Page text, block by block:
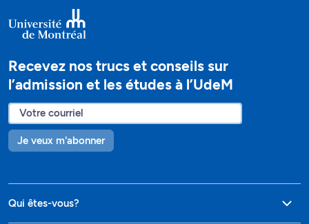
Recevez nos trucs et conseils sur
l’admission et les études à l’UdeM
Je veux m'abonner
Qui êtes-vous?